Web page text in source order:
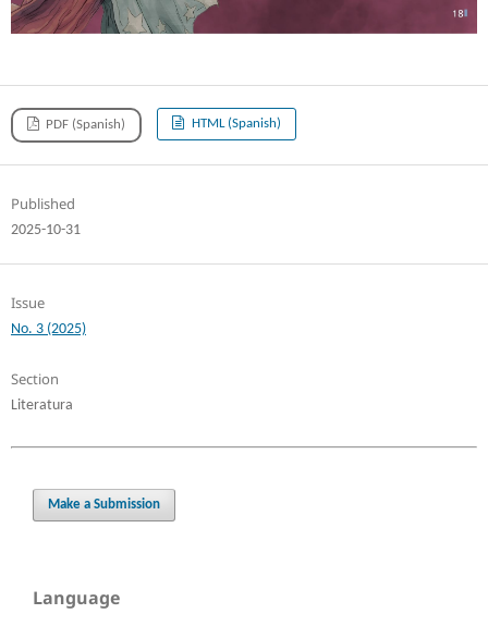
PDF (Spanish) HTML (Spanish)
Published
2025-10-31
Issue
No. 3 (2025)
Section
Literatura
Make a Submission
Language